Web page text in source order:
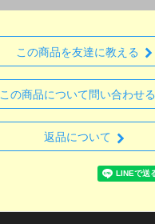
この商品を友達に教える
この商品について問い合わせる
返品について